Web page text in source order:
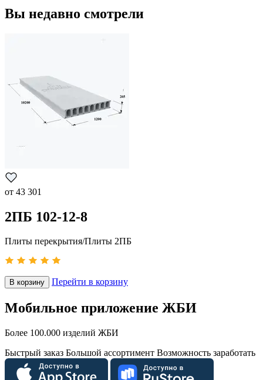
Вы недавно смотрели
от 43 301
2ПБ 102-12-8
Плиты перекрытия/Плиты 2ПБ
В корзину Перейти в корзину
Мобильное приложение ЖБИ
Более 100.000 изделий ЖБИ
Быстрый заказ Большой ассортимент Возможность заработать